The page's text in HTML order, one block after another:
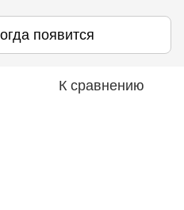
появится
К сравнению